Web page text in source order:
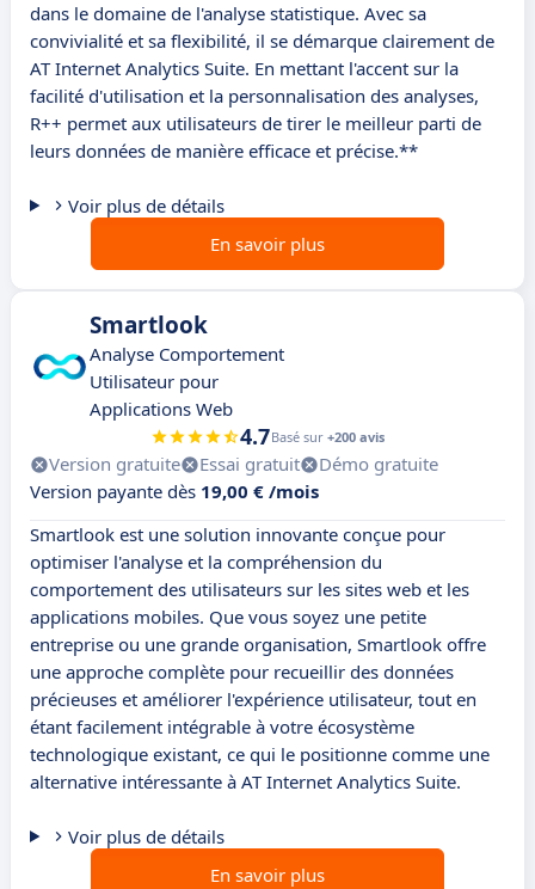
dans le domaine de l'analyse statistique. Avec sa
convivialité et sa flexibilité, il se démarque clairement de
AT Internet Analytics Suite. En mettant l'accent sur la
facilité d'utilisation et la personnalisation des analyses,
R++ permet aux utilisateurs de tirer le meilleur parti de
leurs données de manière efficace et précise.**
Voir plus de détails
En savoir plus
Smartlook
Analyse Comportement
Utilisateur pour
Applications Web
4.7Basé sur +200 avis
Version gratuite Essai gratuit
Démo gratuite
Version payante dès 19,00 € /mois
Smartlook est une solution innovante conçue pour
optimiser l'analyse et la compréhension du
comportement des utilisateurs sur les sites web et les
applications mobiles. Que vous soyez une petite
entreprise ou une grande organisation, Smartlook offre
une approche complète pour recueillir des données
précieuses et améliorer l'expérience utilisateur, tout en
étant facilement intégrable à votre écosystème
technologique existant, ce qui le positionne comme une
alternative intéressante à AT Internet Analytics Suite.
Voir plus de détails
En savoir plus